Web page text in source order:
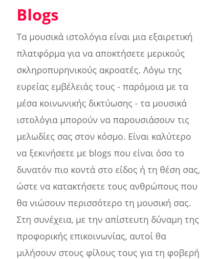
Blogs
Τα μουσικά ιστολόγια είναι μια εξαιρετική
πλατφόρμα για να αποκτήσετε μερικούς
σκληροπυρηνικούς ακροατές. Λόγω της
ευρείας εμβέλειάς τους - παρόμοια με τα
μέσα κοινωνικής δικτύωσης - τα μουσικά
ιστολόγια μπορούν να παρουσιάσουν τις
μελωδίες σας στον κόσμο. Είναι καλύτερο
να ξεκινήσετε με blogs που είναι όσο το
δυνατόν πιο κοντά στο είδος ή τη θέση σας,
ώστε να κατακτήσετε τους ανθρώπους που
θα νιώσουν περισσότερο τη μουσική σας.
Στη συνέχεια, με την απίστευτη δύναμη της
προφορικής επικοινωνίας, αυτοί θα
μιλήσουν στους φίλους τους για τη φοβερή